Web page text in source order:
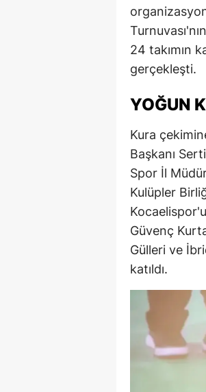
24 takımın
gerçekleşti.
YOĞUN
Kura
Başkanı
Spor İl
Kulüpler
Güvenç
Gülleri ve
katıldı.